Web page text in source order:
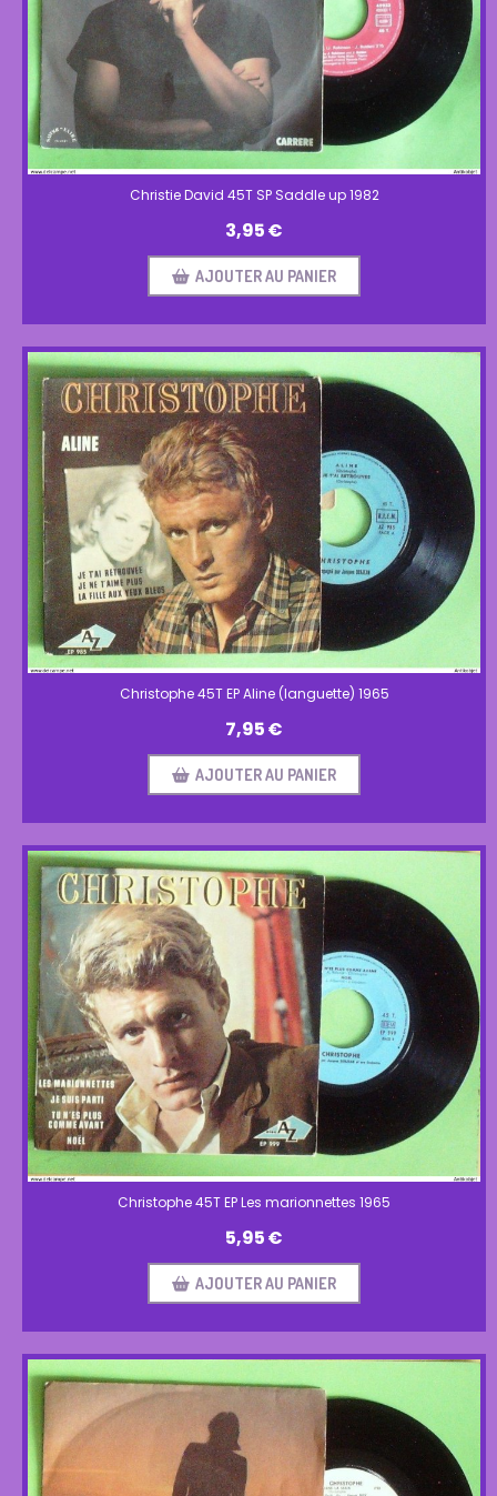
Christie David 45T SP Saddle up 1982
3,95€
AJOUTER AU PANIER
Christophe 45T EP Aline (languette) 1965
7,95€
AJOUTER AU PANIER
Christophe 45T EP Les marionnettes 1965
5,95€
AJOUTER AU PANIER